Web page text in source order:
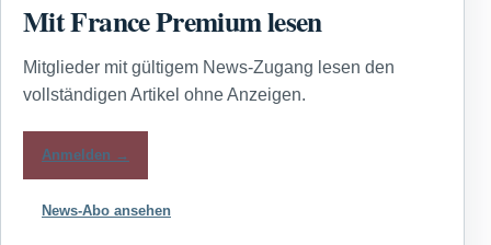
Mit France Premium lesen
Mitglieder mit gültigem News-Zugang lesen den
vollständigen Artikel ohne Anzeigen.
Anmelden →
News-Abo ansehen